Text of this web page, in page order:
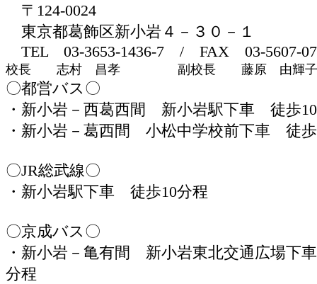
〒124-0024
東京都葛飾区新小岩４－３０－１
TEL 03-3653-1436-7 / FAX 03-5607-
校長 志村 昌孝 副校長 藤原 由輝子
〇都営バス〇
・新小岩－西葛西間 新小岩駅下車 徒歩
・新小岩－葛西間 小松中学校前下車 徒
〇JR総武線〇
・新小岩駅下車 徒歩10分程
〇京成バス〇
・新小岩－亀有間 新小岩東北交通広場下
分程